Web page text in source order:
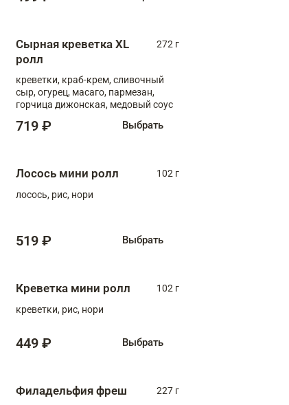
Сырная креветка XL
ролл
272 г
креветки, краб-крем, сливочный
сыр, огурец, масаго, пармезан,
горчица дижонская, медовый соус
719 ₽ Выбрать
Лосось мини ролл
102 г
лосось, рис, нори
519 ₽ Выбрать
Креветка мини ролл
102 г
креветки, рис, нори
449 ₽ Выбрать
Филадельфия фреш
227 г